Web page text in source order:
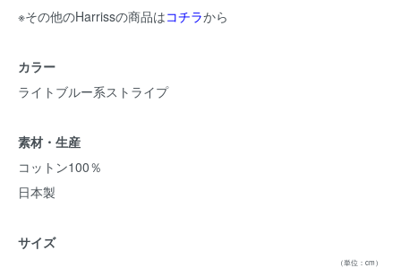
※その他のHarrissの商品はコチラから
カラー
ライトブルー系ストライプ
素材・生産
コットン100％
日本製
サイズ
（単位：cm）